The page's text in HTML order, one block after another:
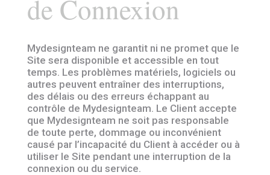
de Connexion
Mydesignteam ne garantit ni ne promet que le
Site sera disponible et accessible en tout
temps. Les problèmes matériels, logiciels ou
autres peuvent entraîner des interruptions,
des délais ou des erreurs échappant au
contrôle de Mydesignteam. Le Client accepte
que Mydesignteam ne soit pas responsable
de toute perte, dommage ou inconvénient
causé par l’incapacité du Client à accéder ou à
utiliser le Site pendant une interruption de la
connexion ou du service.